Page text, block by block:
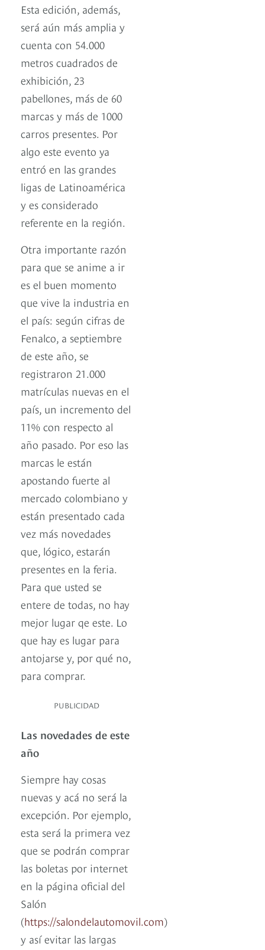
Esta edición, además,
será aún más amplia y
cuenta con 54.000
metros cuadrados de
exhibición, 23
pabellones, más de 60
marcas y más de 1000
carros presentes. Por
algo este evento ya
entró en las grandes
ligas de Latinoamérica
y es considerado
referente en la región.
Otra importante razón
para que se anime a ir
es el buen momento
que vive la industria en
el país: según cifras de
Fenalco, a septiembre
de este año, se
registraron 21.000
matrículas nuevas en el
país, un incremento del
11% con respecto al
año pasado. Por eso las
marcas le están
apostando fuerte al
mercado colombiano y
están presentado cada
vez más novedades
que, lógico, estarán
presentes en la feria.
Para que usted se
entere de todas, no hay
mejor lugar qe este. Lo
que hay es lugar para
antojarse y, por qué no,
para comprar.
PUBLICIDAD
Las novedades de este
año
Siempre hay cosas
nuevas y acá no será la
excepción. Por ejemplo,
esta será la primera vez
que se podrán comprar
las boletas por internet
en la página oficial del
Salón
(https://salondelautomovil.com)
y así evitar las largas